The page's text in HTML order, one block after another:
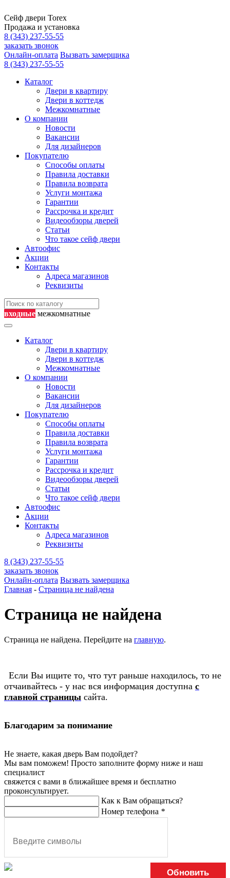
Сейф двери Torex
Продажа и установка
8 (343) 237-55-55
заказать звонок
Онлайн-оплата Вызвать замерщика
8 (343) 237-55-55
Каталог
Двери в квартиру
Двери в коттедж
Межкомнатные
О компании
Новости
Вакансии
Для дизайнеров
Покупателю
Способы оплаты
Правила доставки
Правила возврата
Услуги монтажа
Гарантии
Рассрочка и кредит
Видеообзоры дверей
Статьи
Что такое сейф двери
Автоофис
Акции
Контакты
Адреса магазинов
Реквизиты
входные межкомнатные
Каталог
Двери в квартиру
Двери в коттедж
Межкомнатные
О компании
Новости
Вакансии
Для дизайнеров
Покупателю
Способы оплаты
Правила доставки
Правила возврата
Услуги монтажа
Гарантии
Рассрочка и кредит
Видеообзоры дверей
Статьи
Что такое сейф двери
Автоофис
Акции
Контакты
Адреса магазинов
Реквизиты
8 (343) 237-55-55
заказать звонок
Онлайн-оплата Вызвать замерщика
Главная - Страница не найдена
Страница не найдена
Страница не найдена. Перейдите на главную.
Если Вы ищите то, что тут раньше находилось, то не
отчаивайтесь - у нас вся информация доступна с
главной страницы сайта.
Благодарим за понимание
Не знаете, какая дверь Вам подойдет?
Мы вам поможем! Просто заполните форму ниже и наш
специалист
свяжется с вами в ближайшее время и бесплатно
проконсультирует.
Как к Вам обращаться?
Номер телефона *
Обновить